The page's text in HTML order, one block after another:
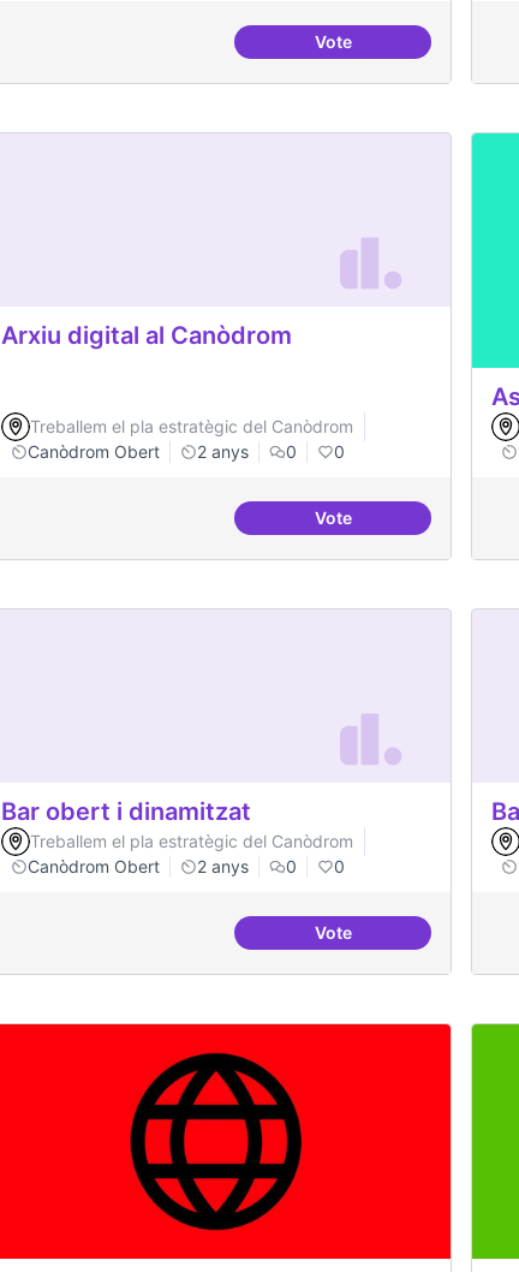
VoteÀrees de formació
Arxiu digital al Canòdrom
Treballem el pla estratègic del Canòdrom
Canòdrom Obert
2 anys 0 0
VoteArxiu digital al
Bar obert i dinamitzat
Treballem el pla estratègic del Canòdrom
Canòdrom Obert
2 anys 0 0
VoteBar obert i dinamitzat